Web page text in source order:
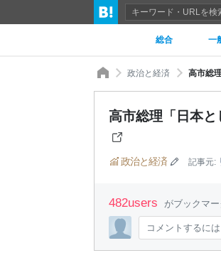
総合 一
政治と経済 高市総
高市総理「日本
政治と経済 記事元:
482users がブックマー
コメントするに